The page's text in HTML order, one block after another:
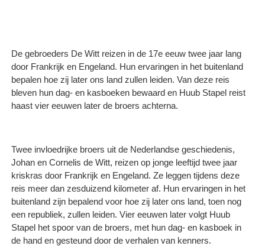
De gebroeders De Witt reizen in de 17e eeuw twee jaar lang
door Frankrijk en Engeland. Hun ervaringen in het buitenland
bepalen hoe zij later ons land zullen leiden. Van deze reis
bleven hun dag- en kasboeken bewaard en Huub Stapel reist
haast vier eeuwen later de broers achterna.
Twee invloedrijke broers uit de Nederlandse geschiedenis,
Johan en Cornelis de Witt, reizen op jonge leeftijd twee jaar
kriskras door Frankrijk en Engeland. Ze leggen tijdens deze
reis meer dan zesduizend kilometer af. Hun ervaringen in het
buitenland zijn bepalend voor hoe zij later ons land, toen nog
een republiek, zullen leiden. Vier eeuwen later volgt Huub
Stapel het spoor van de broers, met hun dag- en kasboek in
de hand en gesteund door de verhalen van kenners.